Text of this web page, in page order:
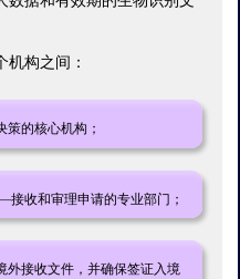
构之间：
的核心机构；
收和审理申请的专业部门；
接收文件，并确保签证入境